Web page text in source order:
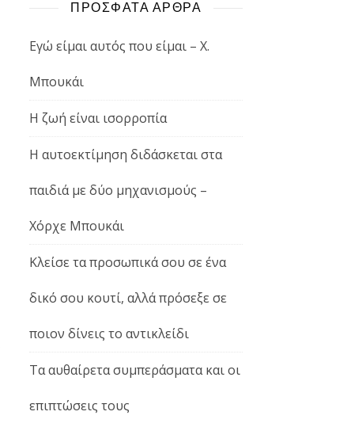
ΠΡΟΣΦΑΤΑ ΑΡΘΡΑ
Εγώ είμαι αυτός που είμαι – Χ.
Μπουκάι
Η ζωή είναι ισορροπία
Η αυτοεκτίμηση διδάσκεται στα
παιδιά με δύο μηχανισμούς –
Χόρχε Μπουκάι
Κλείσε τα προσωπικά σου σε ένα
δικό σου κουτί, αλλά πρόσεξε σε
ποιον δίνεις το αντικλείδι
Τα αυθαίρετα συμπεράσματα και οι
επιπτώσεις τους